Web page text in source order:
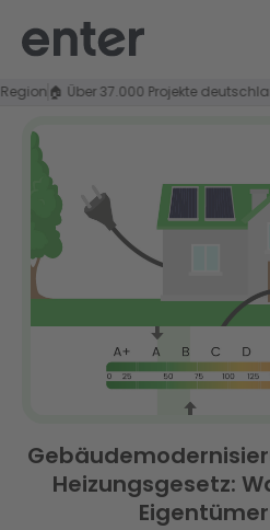
🏠 Über 37.000 Projekte
Heizungsgesetz: